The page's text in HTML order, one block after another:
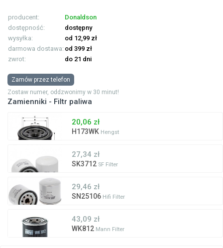
producent:
Donaldson
dostępność:
dostępny
wysyłka:
od 12,99 zł
darmowa dostawa: od 399 zł
zwrot:
do 21 dni
Zamów przez telefon
Zostaw numer, oddzwonimy w 30 minut!
Zamienniki - Filtr paliwa
20,06 zł
H173WK Hengst
27,34 zł
SK3712 SF Filter
29,46 zł
SN25106 Hifi Filter
43,09 zł
WK812 Mann Filter